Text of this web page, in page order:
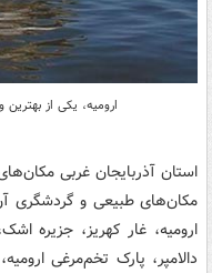
ارومیه، یکی از
استان آذربایجان غربی
مکان‌های طبیعی و گردشگری
ارومیه، غار کهریز، جزیره
دالامپر، پارک تخم‌مرغی